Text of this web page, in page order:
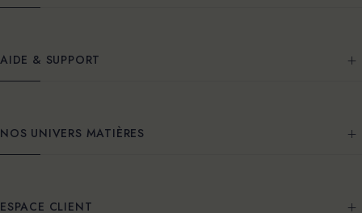
AIDE & SUPPORT
NOS UNIVERS MATIÈRES
ESPACE CLIENT